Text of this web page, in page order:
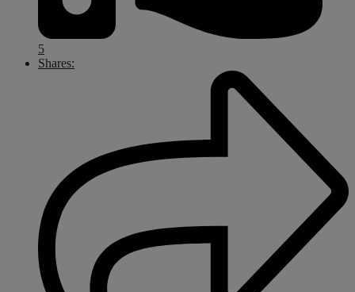
5
Shares: